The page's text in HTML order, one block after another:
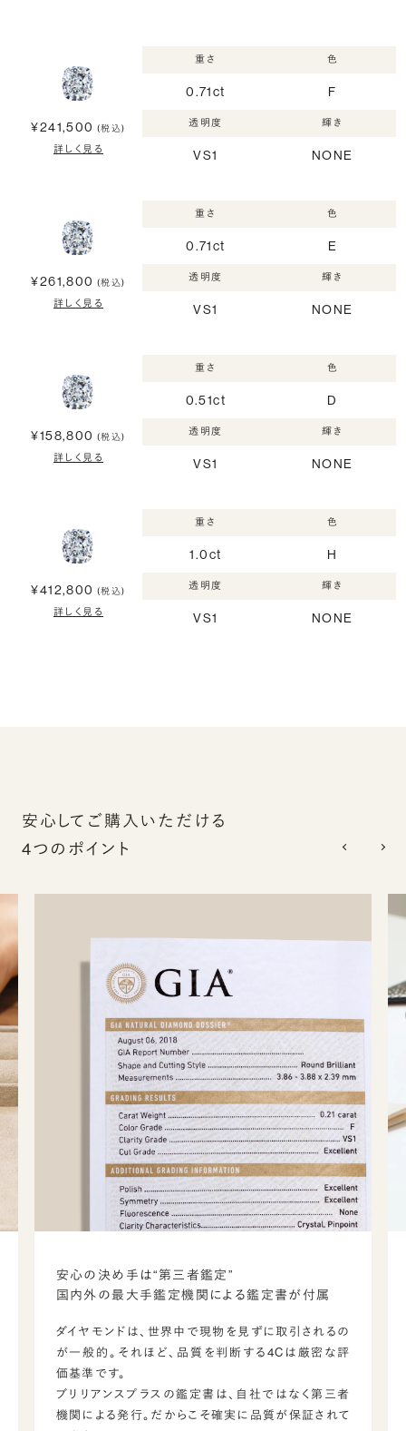
¥241,500 (税込)
詳しく見る
重さ
0.71ct
色
F
透明度
VS1
輝き
NONE
¥261,800 (税込)
詳しく見る
重さ
0.71ct
色
E
透明度
VS1
輝き
NONE
¥158,800 (税込)
詳しく見る
重さ
0.51ct
色
D
透明度
VS1
輝き
NONE
¥412,800 (税込)
詳しく見る
重さ
1.0ct
色
H
透明度
VS1
輝き
NONE
安心してご購入いただける
4つのポイント
安心の決め手は“第三者鑑定”
国内外の最大手鑑定機関による鑑定書が付属
ダイヤモンドは、世界中で現物を見ずに取引されるの
が一般的。それほど、品質を判断する4Cは厳密な評
価基準です。
ブリリアンスプラスの鑑定書は、自社ではなく第三者
機関による発行。だからこそ確実に品質が保証されて